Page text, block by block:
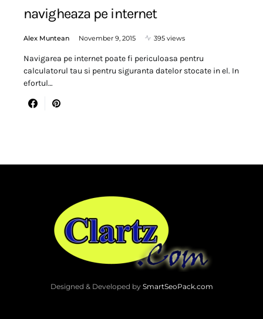
navigheaza pe internet
Alex Muntean November 9, 2015 395 views
Navigarea pe internet poate fi periculoasa pentru
calculatorul tau si pentru siguranta datelor stocate in el. In
efortul…
Designed & Developed by SmartSeoPack.com